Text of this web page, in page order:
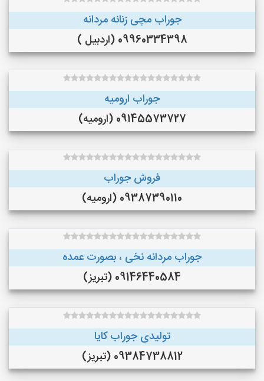
جوراب مچی زنانه مردانه
09960334398 (اردبیل )
جوراب ارومیه
09145573727 (ارومیه)
فروش جوراب
09387390110 (ارومیه)
جوراب مردانه نخی ، بصورت عمده
09146440584 (تبریز)
تولیدی جوراب کایا
09384738812 (تبریز)